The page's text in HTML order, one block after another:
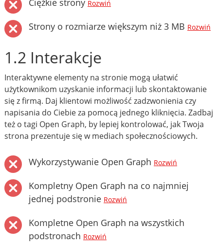
Ciężkie strony Rozwiń
Strony o rozmiarze większym niż 3 MB Rozwiń
1.2 Interakcje
Interaktywne elementy na stronie mogą ułatwić
użytkownikom uzyskanie informacji lub skontaktowanie
się z firmą. Daj klientowi możliwość zadzwonienia czy
napisania do Ciebie za pomocą jednego kliknięcia. Zadbaj
też o tagi Open Graph, by lepiej kontrolować, jak Twoja
strona prezentuje się w mediach społecznościowych.
Wykorzystywanie Open Graph Rozwiń
Kompletny Open Graph na co najmniej
jednej podstronie Rozwiń
Kompletne Open Graph na wszystkich
podstronach Rozwiń